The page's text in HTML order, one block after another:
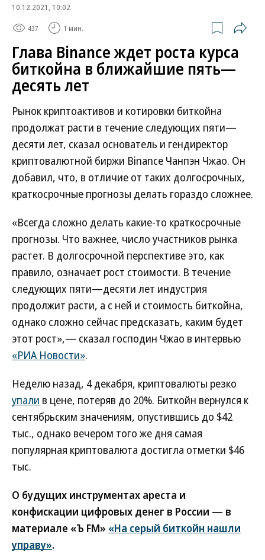
10.12.2021, 10:02
437 1 мин.
Глава Binance ждет роста курса
биткойна в ближайшие пять—
десять лет
Рынок криптоактивов и котировки биткойна
продолжат расти в течение следующих пяти—
десяти лет, сказал основатель и гендиректор
криптовалютной биржи Binance Чанпэн Чжао. Он
добавил, что, в отличие от таких долгосрочных,
краткосрочные прогнозы делать гораздо сложнее.
«Всегда сложно делать какие-то краткосрочные
прогнозы. Что важнее, число участников рынка
растет. В долгосрочной перспективе это, как
правило, означает рост стоимости. В течение
следующих пяти—десяти лет индустрия
продолжит расти, а с ней и стоимость биткойна,
однако сложно сейчас предсказать, каким будет
этот рост»,— сказал господин Чжао в интервью
«РИА Новости».
Неделю назад, 4 декабря, криптовалюты резко
упали в цене, потеряв до 20%. Биткойн вернулся к
сентябрьским значениям, опустившись до $42
тыс., однако вечером того же дня самая
популярная криптовалюта достигла отметки $46
тыс.
О будущих инструментах ареста и
конфискации цифровых денег в России — в
материале «Ъ FM» «На серый биткойн нашли
управу».